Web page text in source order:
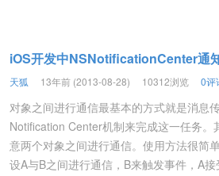
iOS开发中NSNotificationCenter通
天狐 13年前 (2013-08-28) 10312浏览 0评
对象之间进行通信最基本的方式就是消息
Notification Center机制来完成这一任务。
意两个对象之间进行通信。使用方法很简
设A与B之间进行通信，B来触发事件，A